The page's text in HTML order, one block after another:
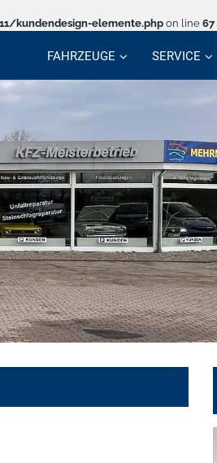
kundendesign-elemente.php on line 67
FAHRZEUGE SERVICE